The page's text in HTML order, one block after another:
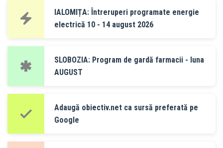
IALOMIȚA: Întreruperi programate energie
electrică 10 - 14 august 2026
SLOBOZIA: Program de gardă farmacii - luna
AUGUST
Adaugă obiectiv.net ca sursă preferată pe
Google